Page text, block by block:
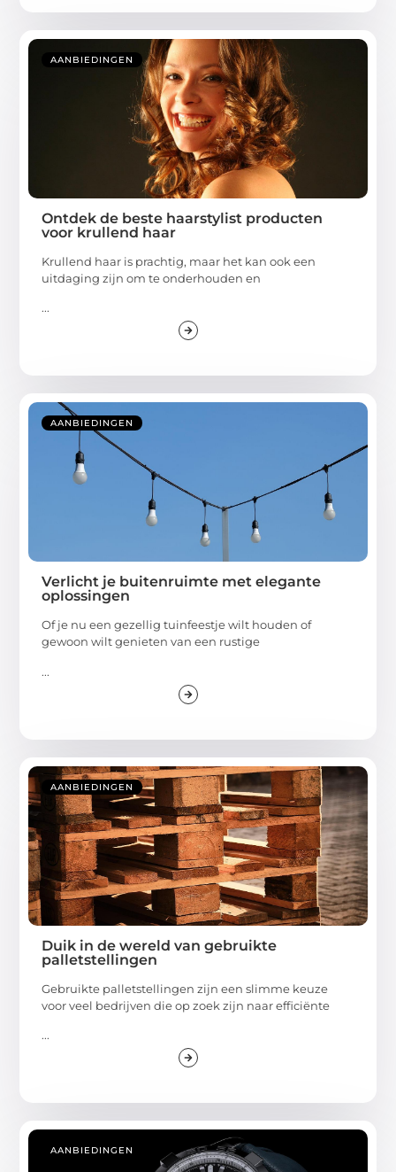
AANBIEDINGEN
Ontdek de beste haarstylist producten
voor krullend haar
Krullend haar is prachtig, maar het kan ook een
uitdaging zijn om te onderhouden en
...
AANBIEDINGEN
Verlicht je buitenruimte met elegante
oplossingen
Of je nu een gezellig tuinfeestje wilt houden of
gewoon wilt genieten van een rustige
...
AANBIEDINGEN
Duik in de wereld van gebruikte
palletstellingen
Gebruikte palletstellingen zijn een slimme keuze
voor veel bedrijven die op zoek zijn naar efficiënte
...
AANBIEDINGEN